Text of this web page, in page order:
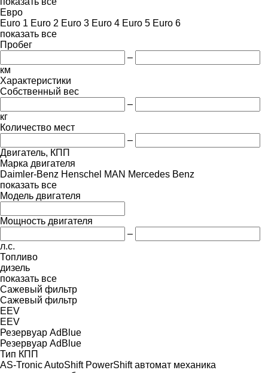
Евро
Euro 1 Euro 2 Euro 3 Euro 4 Euro 5 Euro 6
показать все
Пробег
–
км
Характеристики
Собственный вес
–
кг
Количество мест
–
Двигатель, КПП
Марка двигателя
Daimler-Benz Henschel MAN Mercedes Benz
показать все
Модель двигателя
Мощность двигателя
–
л.с.
Топливо
дизель
показать все
Сажевый фильтр
Сажевый фильтр
EEV
EEV
Резервуар AdBlue
Резервуар AdBlue
Тип КПП
AS-TronicAutoShift PowerShift автомат механика